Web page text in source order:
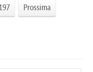
Prossima